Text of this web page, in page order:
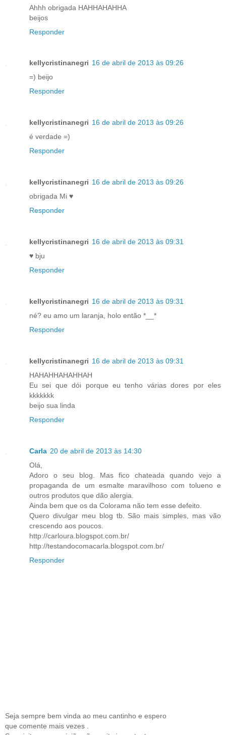
Ahhh obrigada HAHHAHAHHA
beijos
Responder
kellycristinanegri 16 de abril de 2013 às 09:26
=) beijo
Responder
kellycristinanegri 16 de abril de 2013 às 09:26
é verdade =)
Responder
kellycristinanegri 16 de abril de 2013 às 09:26
obrigada Mi ♥
Responder
kellycristinanegri 16 de abril de 2013 às 09:31
♥ bju
Responder
kellycristinanegri 16 de abril de 2013 às 09:31
né? eu amo um laranja, holo então *__*
Responder
kellycristinanegri 16 de abril de 2013 às 09:31
HAHAHHAHAHHAH
Eu sei que dói porque eu tenho várias dores por eles
kkkkkkk
beijo sua linda
Responder
Carla 20 de abril de 2013 às 14:30
Olá,
Adoro o seu blog. Mas fico chateada quando vejo a
propaganda de um esmalte maravilhoso com tolueno e
outros produtos que dão alergia.
Ainda bem que os da Colorama não tem esse defeito.
Quero divulgar meu blog tb. São mais simples, mas vão
crescendo aos poucos.
http://carloura.blogspot.com.br/
http://testandocomacarla.blogspot.com.br/
Responder
Seja sempre bem vinda ao meu cantinho e espero
que comente mais vezes .